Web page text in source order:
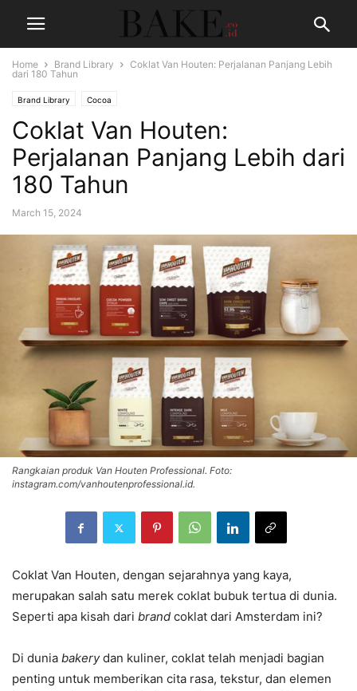
Home Brand Library
Coklat Van Houten: Perjalanan Panjang Lebih
dari 180 Tahun
Brand Library Cocoa
Coklat Van Houten:
Perjalanan Panjang Lebih dari
180 Tahun
March 15, 2024
Rangkaian produk Van Houten Professional. Foto:
instagram.com/vanhoutenprofessional.id.
Coklat Van Houten, dengan sejarahnya yang kaya,
merupakan salah satu merek coklat bubuk tertua di dunia.
Seperti apa kisah dari brand coklat dari Amsterdam ini?
Di dunia bakerydan kuliner, coklat telah menjadi bagian
penting untuk memberikan cita rasa, tekstur, dan elemen